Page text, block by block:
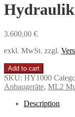
3.600,00 €
exkl. MwSt. zzgl.
Add to cart
SKU: HY1000
Anbaugeräte, ML2
Description